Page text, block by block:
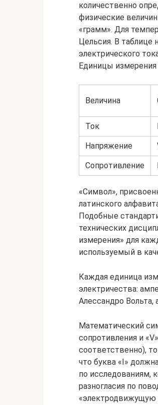
количественно
физические
«грамм». Для
Цельсия. В
электрического
Единицы измерения
Величина
Ток
Напряжение
Сопротивление
«Символ»,
латинского
Подобные
технических
измерения» для
используемый в
Каждая единица
электричества:
Алессандро
Математический
сопротивления и
соответственно),
что буква «I»
по исследованиям,
разногласия по
«электродвижущую